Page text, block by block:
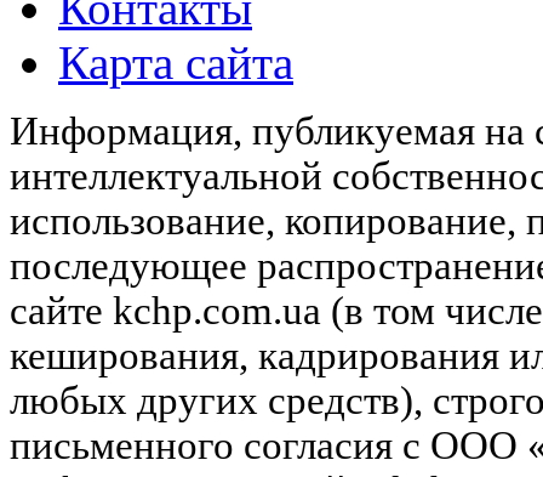
Карта сайта
Информация, публикуемая на
интеллектуальной
использование, копирование,
последующее
сайте kchp.com.ua (в том
кеширования, кадрирования
любых других средств),
письменного согласия с